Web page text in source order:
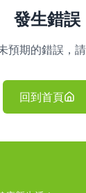
發生錯誤
預期的錯誤，請
回到首頁